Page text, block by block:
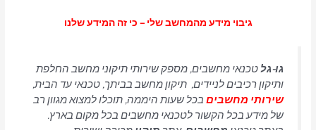
גיבוי מידע מהמחשב שלי – כי זה המידע שלנו
גו-גלטכנאי מחשבים, מספק שירותי תיקוני מחשב החלפת
ותיקון רכיבים לניידים, תיקון מחשב בביתך, טכנאי עד הבית,
שירותי מחשבים בכל שעות היממה, תוכלו למצוא מגוון רב
של מידע בכל הקשור לטכנאי מחשבים בכל מקום בארץ.